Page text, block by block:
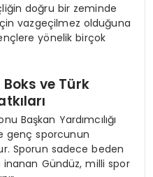
doğru bir zeminde
vazgeçilmez olduğuna
yönelik birçok
ve Türk
Başkan Yardımcılığı
genç sporcunun
Sporun sadece beden
Gündüz, milli spor